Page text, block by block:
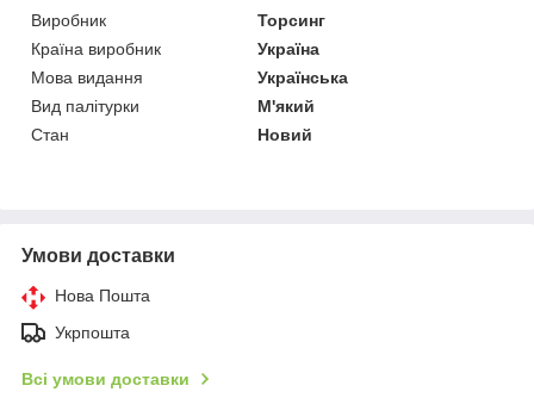
Виробник
Торсинг
Країна виробник
Україна
Мова видання
Українська
Вид палітурки
М'який
Стан
Новий
Умови доставки
Нова Пошта
Укрпошта
Всі умови доставки